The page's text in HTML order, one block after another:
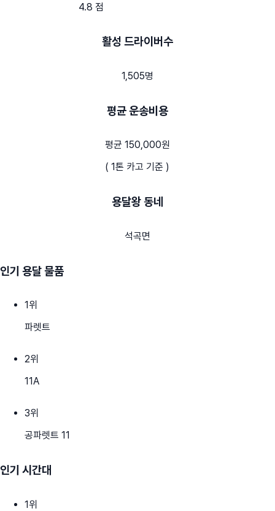
4.8 점
활성 드라이버수
1,505명
평균 운송비용
평균 150,000원
( 1톤 카고 기준 )
용달왕 동네
석곡면
인기 용달 물품
1위
파렛트
2위
11A
3위
공파렛트 11
인기 시간대
1위